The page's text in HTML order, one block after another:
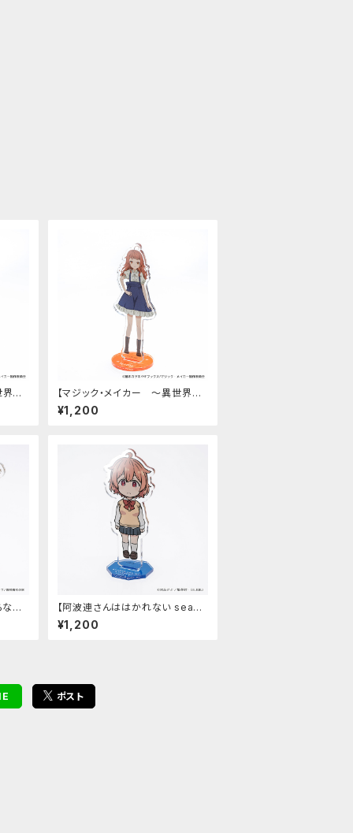
魔
【マジック・メイカー ～異世界魔
法の作り方～】アクリルスタンド
（マリー）
¥1,200
ない
【阿波連さんははかれない seaso
n2】アクリルスタンド（大城みつき）
¥1,200
ポスト